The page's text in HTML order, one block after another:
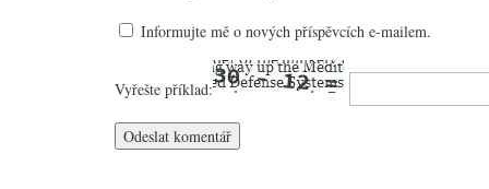
Informujte mě o nových příspěvcích e-mailem.
Vyřešte příklad: